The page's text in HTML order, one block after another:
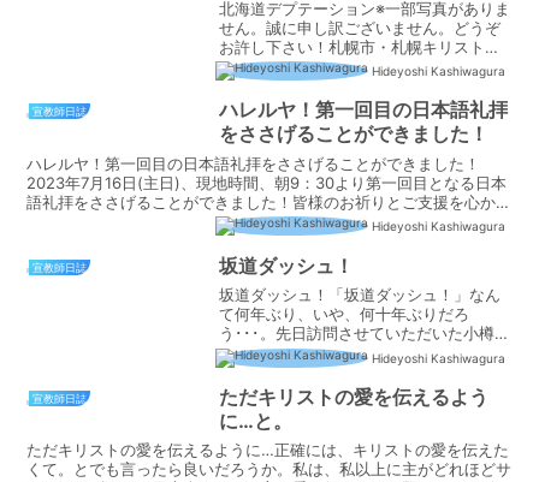
北海道デプテーション※一部写真がありま
せん。誠に申し訳ございません。どうぞ
お許し下さい！札幌市・札幌キリスト福
音館・札幌国際キリスト教会・北海道聖
書学院・札幌南福音キリスト教会・札幌
福音自由教会・グレースコミュニティ・
太平チャペル・ライラッ...
Hideyoshi Kashiwagura
宣教師日誌
ハレルヤ！第一回目の日本語礼拝
をささげることができました！
ハレルヤ！第一回目の日本語礼拝をささげることができました！
2023年7月16日(主日)、現地時間、朝9：30より第一回目となる日本
語礼拝をささげることができました！皆様のお祈りとご支援を心から
感謝致します！ここまで来るには本当に様々な事があ...Hideyoshi Kashiwagura
宣教師日誌 坂道ダッシュ！
坂道ダッシュ！「坂道ダッシュ！」なん
て何年ぶり、いや、何十年ぶりだろ
う･･･。先日訪問させていただいた小樽福
音キリスト教会は坂の中腹(？)に建って
いる教会でした。会堂は洋風のきれいで
素敵な建物で、中からはオーシャンビュ
ーの絶景の会堂でした。...
Hideyoshi Kashiwagura
宣教師日誌
ただキリストの愛を伝えるよう
に…と。
ただキリストの愛を伝えるように…正確には、キリストの愛を伝えた
くて。とでも言ったら良いだろうか。私は、私以上に主がどれほどサ